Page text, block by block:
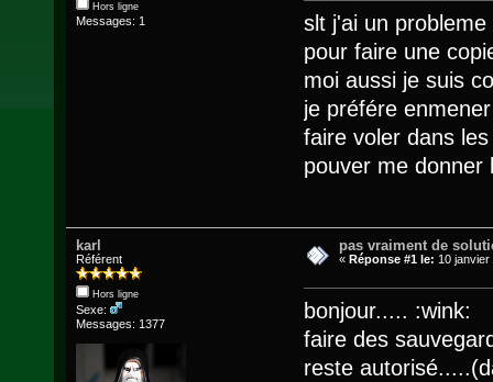
Hors ligne
Messages: 1
slt j'ai un
pour faire une
moi aussi je suis
je préfére
faire voler dans
pouver me
karl
Référent
Hors ligne
Sexe:
Messages: 1377
pas vraiment de
«Réponse #1 le: 10
bonjour..... :wink:
faire des
reste